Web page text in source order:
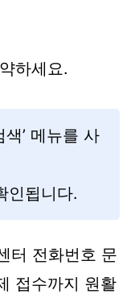
하세요.
’ 메뉴를 사
인됩니다.
터 전화번호 문
접수까지 원활